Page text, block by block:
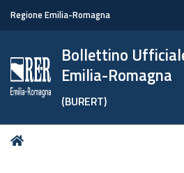
Regione Emilia-Romagna
Bollettino
Emilia-Romagna
(BURERT)
Tu